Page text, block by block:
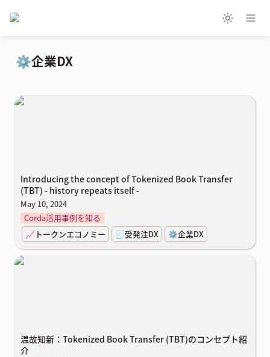
⚙️企業DX
Introducing the concept of Tokenized Book Transfer (TBT) -
Introducing the concept of Tokenized Book Transfer
(TBT) - history repeats itself-
May 10, 2024
Corda活用事例を知る
📈トークンエコノミー
🧾受発注DX ⚙️企業DX
温故知新：Tokenized Book Transfer (TBT)のコンセプト紹介
温故知新：Tokenized Book Transfer (TBT)のコンセプト紹
介